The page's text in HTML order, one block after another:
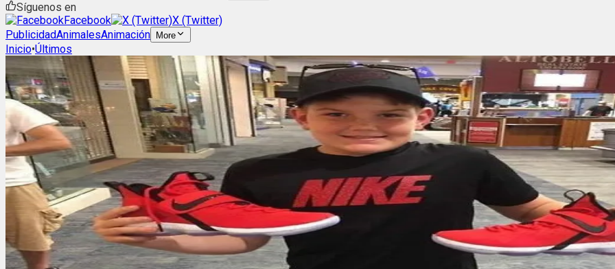
Síguenos en
Facebook
X (Twitter)
PublicidadAnimalesAnimación More
Inicio•Últimos